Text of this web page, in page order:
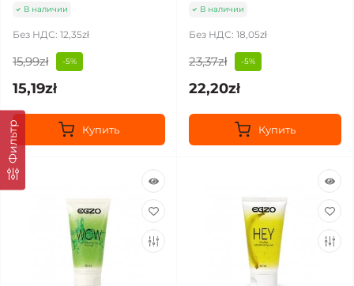
Фильтр
В наличии
Без НДС: 12,35zł
15,99zł -5%
15,19zł
Купить
В наличии
Без НДС: 18,05zł
23,37zł -5%
22,20zł
Купить